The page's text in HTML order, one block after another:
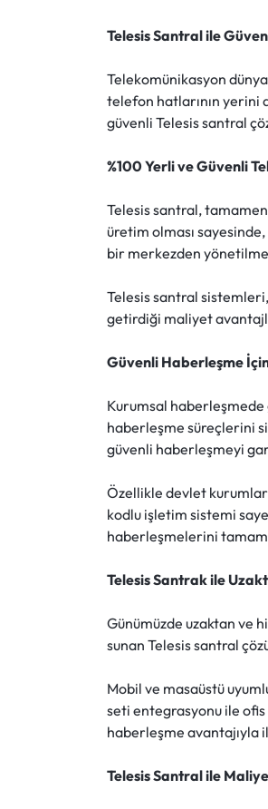
Telesis Santral ile
Telekomünikasyon
telefon hatlarının yerini
güvenli Telesis santral
%100 Yerli ve Güvenli
Telesis santral,
üretim olması sayesinde,
bir merkezden
Telesis santral
getirdiği maliyet
Güvenli Haberleşme
Kurumsal
haberleşme süreçlerini
güvenli haberleşmeyi
Özellikle devlet
kodlu işletim sistemi
haberleşmelerini
Telesis Santrak ile
Günümüzde uzaktan ve
sunan Telesis santral
Mobil ve masaüstü
seti entegrasyonu ile ofis
haberleşme avantajıyla
Telesis Santral ile